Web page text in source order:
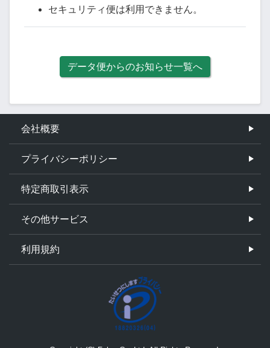
セキュリティ便は利用できません。
データ便からのお知らせ一覧へ
会社概要
プライバシーポリシー
特定商取引表示
その他サービス
利用規約